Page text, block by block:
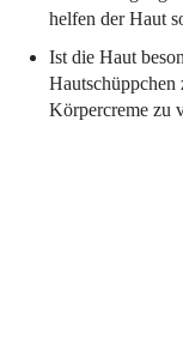
helfen der Haut
Ist die Haut
Hautschüppchen
Körpercreme zu